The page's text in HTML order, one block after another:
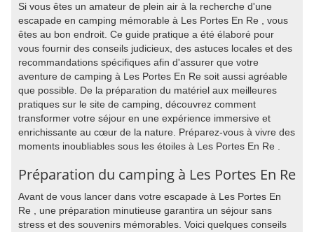
Si vous êtes un amateur de plein air à la recherche d'une
escapade en camping mémorable à Les Portes En Re , vous
êtes au bon endroit. Ce guide pratique a été élaboré pour
vous fournir des conseils judicieux, des astuces locales et des
recommandations spécifiques afin d'assurer que votre
aventure de camping à Les Portes En Re soit aussi agréable
que possible. De la préparation du matériel aux meilleures
pratiques sur le site de camping, découvrez comment
transformer votre séjour en une expérience immersive et
enrichissante au cœur de la nature. Préparez-vous à vivre des
moments inoubliables sous les étoiles à Les Portes En Re .
Préparation du camping à Les Portes En Re
Avant de vous lancer dans votre escapade à Les Portes En
Re , une préparation minutieuse garantira un séjour sans
stress et des souvenirs mémorables. Voici quelques conseils